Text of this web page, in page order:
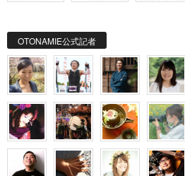
OTONAMIE公式記者